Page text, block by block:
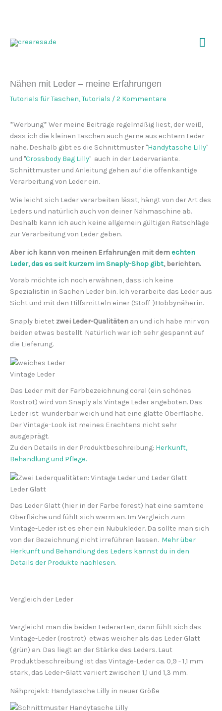
Nähen mit Leder – meine Erfahrungen
Tutorials für Taschen,Tutorials /2 Kommentare
*Werbung* Wer meine Beiträge regelmäßig liest, der weiß,
dass ich die kleinen Taschen auch gerne aus echtem Leder
nähe. Deshalb gibt es die Schnittmuster "Handytasche Lilly"
und "Crossbody Bag Lilly" auch in der Ledervariante.
Schnittmuster und Anleitung gehen auf die offenkantige
Verarbeitung von Leder ein.
Wie leicht sich Leder verarbeiten lässt, hängt von der Art des
Leders und natürlich auch von deiner Nähmaschine ab.
Deshalb kann ich auch keine allgemein gültigen Ratschläge
zur Verarbeitung von Leder geben.
Aber ich kann von meinen Erfahrungen mit demechten
Leder, das es seit kurzem im Snaply-Shop gibt, berichten.
Vorab möchte ich noch erwähnen, dass ich keine
Spezialistin in Sachen Leder bin. Ich verarbeite das Leder aus
Sicht und mit den Hilfsmitteln einer (Stoff-)Hobbynäherin.
Snaply bietet zwei Leder-Qualitäten an und ich habe mir von
beiden etwas bestellt. Natürlich war ich sehr gespannt auf
die Lieferung.
Vintage Leder
Das Leder mit der Farbbezeichnung coral (ein schönes
Rostrot) wird von Snaply als Vintage Leder angeboten. Das
Leder ist wunderbar weich und hat eine glatte Oberfläche.
Der Vintage-Look ist meines Erachtens nicht sehr
ausgeprägt.
Zu den Details in der Produktbeschreibung: Herkunft,
Behandlung und Pflege.
Leder Glatt
Das Leder Glatt (hier in der Farbe forest) hat eine samtene
Oberfläche und fühlt sich warm an. Im Vergleich zum
Vintage-Leder ist es eher ein Nubukleder. Da sollte man sich
von der Bezeichnung nicht irreführen lassen. Mehr über
Herkunft und Behandlung des Leders kannst du in den
Details der Produkte nachlesen.
Vergleich der Leder
Vergleicht man die beiden Lederarten, dann fühlt sich das
Vintage-Leder (rostrot) etwas weicher als das Leder Glatt
(grün) an. Das liegt an der Stärke des Leders. Laut
Produktbeschreibung ist das Vintage-Leder ca. 0,9 - 1,1 mm
stark, das Leder-Glatt variiert zwischen 1,1 und 1,3 mm.
Nähprojekt: Handytasche Lilly in neuer Größe